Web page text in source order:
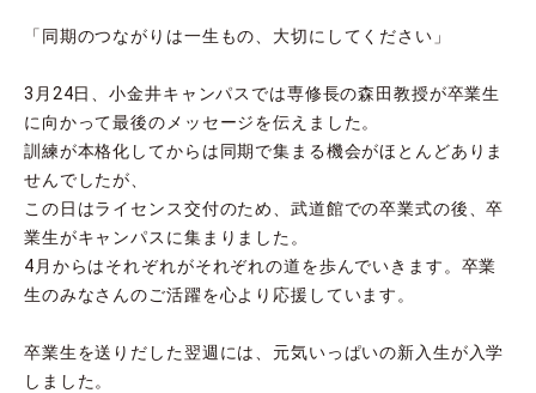
「同期のつながりは一生もの、大切にしてください」
3月24日、小金井キャンパスでは専修長の森田教授が卒業生
に向かって最後のメッセージを伝えました。
訓練が本格化してからは同期で集まる機会がほとんどありま
せんでしたが、
この日はライセンス交付のため、武道館での卒業式の後、卒
業生がキャンパスに集まりました。
4月からはそれぞれがそれぞれの道を歩んでいきます。卒業
生のみなさんのご活躍を心より応援しています。
卒業生を送りだした翌週には、元気いっぱいの新入生が入学
しました。